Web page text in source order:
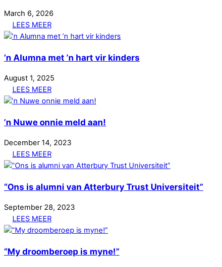
March 6, 2026
LEES MEER
’n Alumna met ’n hart vir kinders
August 1, 2025
LEES MEER
’n Nuwe onnie meld aan!
December 14, 2023
LEES MEER
“Ons is alumni van Atterbury Trust Universiteit”
September 28, 2023
LEES MEER
“My droomberoep is myne!”